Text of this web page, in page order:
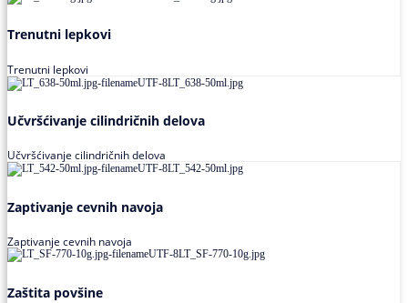
Trenutni lepkovi
Trenutni lepkovi
Učvršćivanje cilindričnih delova
Učvršćivanje cilindričnih delova
Zaptivanje cevnih navoja
Zaptivanje cevnih navoja
Zaštita povšine